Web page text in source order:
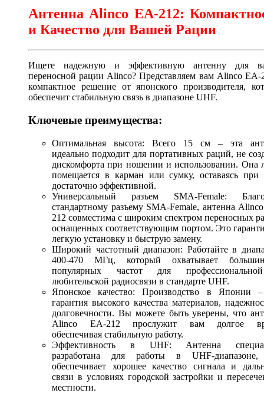
Антенна Alinco EA-212:
и Качество для Вашей Рации
Ищете надежную и эффективную антенну для
переносной рации Alinco? Представляем вам Alinco EA-
компактное решение от японского производителя,
обеспечит стабильную связь в диапазоне UHF.
Ключевые преимущества:
Оптимальная высота: Всего 15 см – эта
идеально подходит для портативных раций, не
дискомфорта при ношении и использовании. Она
помещается в карман или сумку, оставаясь при
достаточно эффективной.
Универсальный разъем SMA-Female:
стандартному разъему SMA-Female, антенна
212 совместима с широким спектром переносных
оснащенных соответствующим портом. Это
легкую установку и быструю замену.
Широкий частотный диапазон: Работайте в
400-470 МГц, который охватывает
популярных частот для
любительской радиосвязи в стандарте UHF.
Японское качество: Производство в Японии
гарантия высокого качества материалов,
долговечности. Вы можете быть уверены, что
Alinco EA-212 прослужит вам долгое
обеспечивая стабильную работу.
Эффективность в UHF: Антенна
разработана для работы в UHF-
обеспечивает хорошее качество сигнала и
связи в условиях городской застройки и
местности.